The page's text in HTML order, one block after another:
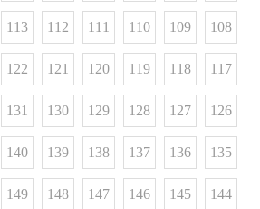
108
109
110
111
112
113
117
118
119
120
121
122
126
127
128
129
130
131
135
136
137
138
139
140
144
145
146
147
148
149